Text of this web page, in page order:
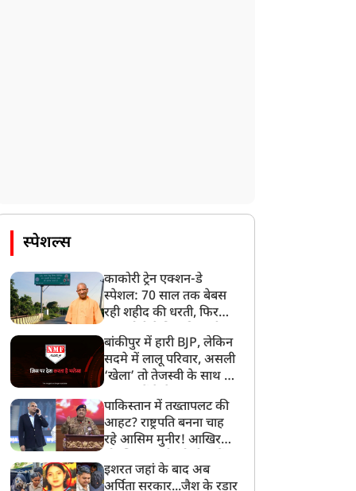
स्पेशल्स
काकोरी ट्रेन एक्शन-डे
स्पेशल: 70 साल तक बेबस
रही शहीद की धरती, फिर
पीढ़ियों का दर्द
बांकीपुर में हारी BJP, लेकिन
सदमे में लालू परिवार, असली
‘खेला’ तो तेजस्वी के साथ हो
पाकिस्तान में तख्तापलट की
आहट? राष्ट्रपति बनना चाह
रहे आसिम मुनीर! आखिर
बनाया मोहरा?
इशरत जहां के बाद अब
अर्पिता सरकार...जैश के रडार